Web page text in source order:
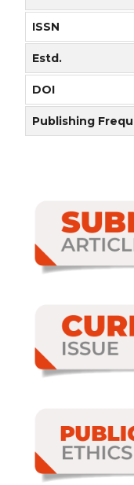
ISSN
Estd.
DOI
Publishing